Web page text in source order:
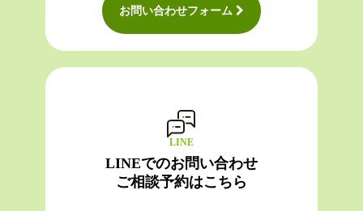
お問い合わせフォーム
LINE
LINEでのお問い合わせ
ご相談予約はこちら